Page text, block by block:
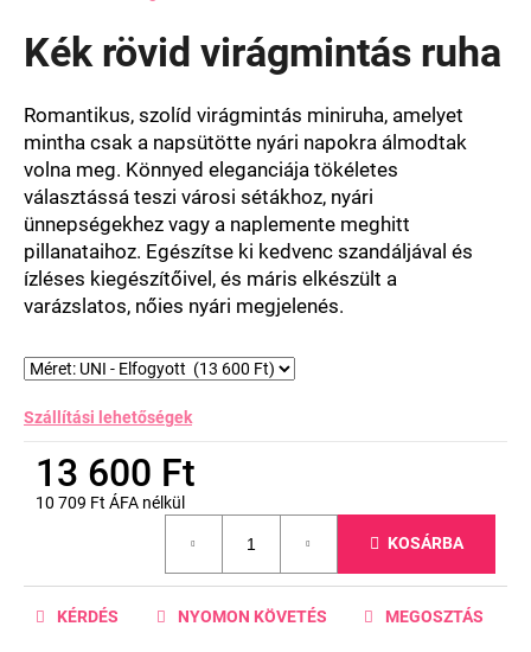
átlagos
értékelése
0,0
csillag.
Kék rövid virágmintás ruha
Romantikus, szolíd virágmintás miniruha, amelyet
mintha csak a napsütötte nyári napokra álmodtak
volna meg. Könnyed eleganciája tökéletes
választássá teszi városi sétákhoz, nyári
ünnepségekhez vagy a naplemente meghitt
pillanataihoz. Egészítse ki kedvenc szandáljával és
ízléses kiegészítőivel, és máris elkészült a
varázslatos, nőies nyári megjelenés.
Szállítási lehetőségek
13 600 Ft
10 709 Ft ÁFA nélkül
KOSÁRBA
KÉRDÉS NYOMON KÖVETÉS MEGOSZTÁS